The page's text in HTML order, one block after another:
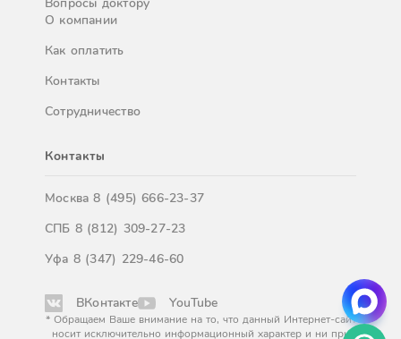
О компании
Как оплатить
Контакты
Сотрудничество
Контакты
Москва8 (495) 666-23-37
СПБ 8 (812) 309-27-23
Уфа 8 (347) 229-46-60
ВКонтакте YouTube
* Обращаем Ваше внимание на то, что данный Интернет-сайт
носит исключительно информационный характер и ни при